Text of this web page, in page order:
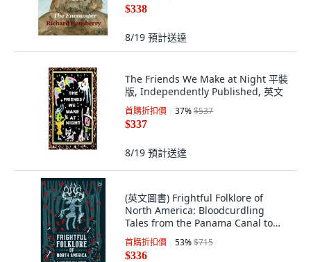
$338
8/19 預計送達
The Friends We Make at Night 平裝
版, Independently Published, 英文
首購折扣價 37%$537
$337
8/19 預計送達
(英文圖書) Frightful Folklore of
North America: Bloodcurdling
Tales from the Panama Canal to
the North Pole 精裝版, Watkins
Publishing, 英文
首購折扣價 53%$715
$336